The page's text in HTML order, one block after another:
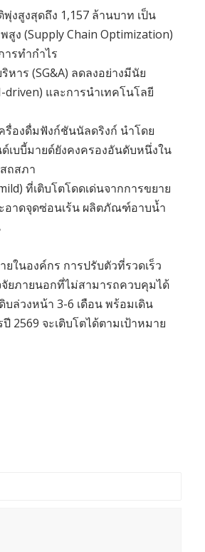
งสูงสุดถึง 1,157 ล้านบาท เป็น
ง (Supply Chain Optimization)
รทำกำไร
าร (SG&A) ลดลงอย่างมีนัย
driven) และการนำเทคโนโลยี
รื่องดื่มฟังก์ชันนัลดริงก์ นำโดย
เบบี้มายด์ยังคงครองอันดับหนึ่งใน
ถสภา
ที่เติบโตโดดเด่นจากการขยาย
าดจุดซ่อนเร้น ผลิตภัณฑ์อาบน้ำ
ในองค์กร การปรับตัวที่รวดเร็ว
ยภายนอกที่ไม่สามารถควบคุมได้
ล่วงหน้า 3-6 เดือน พร้อมเดิน
2569 จะเติบโตได้ตามเป้าหมาย